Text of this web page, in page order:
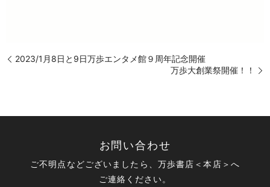
2023/1月8日と9日万歩エンタメ館９周年記念開催
万歩大創業祭開催！！
お問い合わせ
ご不明点などございましたら、万歩書店＜本店＞へ
ご連絡ください。